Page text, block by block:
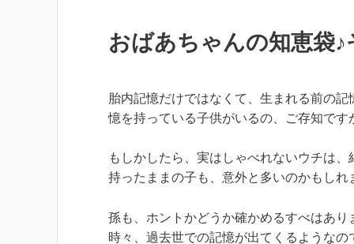
おばあちゃんの知恵袋
胎内記憶だけではなくて、生まれる前の記
憶を持っている子供がいるの、ご存知です
もしかしたら、実はしゃべれないウチは、
持ったままの子も、意外と多いのかもしれ
孫も、ホントかどうか確かめるすべはあり
時々、過去世での記憶が出てくるようなの